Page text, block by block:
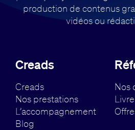
production de contenus
vidéos ou
Creads
Creads
Nos prestations
L’accompagnement
Blog
Nos